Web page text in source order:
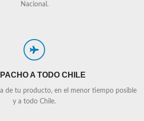
Nacional.
A TODO CHILE
de tu producto, en el menor tiempo posible
y a todo Chile.